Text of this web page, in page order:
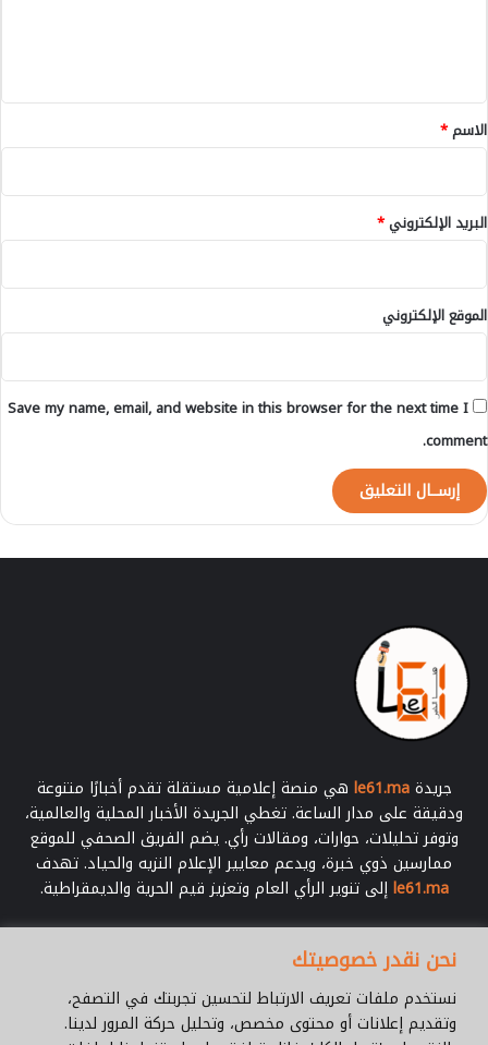
نحن نقدر خصوصيتك
نستخدم ملفات تعريف الارتباط لتحسين تجربتك في التصفح،
وتقديم إعلانات أو محتوى مخصص، وتحليل حركة المرور لدينا.
ب
د
ق
ا
خ
ي
ا
*
الاسم*
البريد الإلكتروني*
الموقع الإلكتروني
Save my name, email, and website in this browser for the next time I
comment.
جريدةle61.ma هي منصة إعلامية مستقلة تقدم أخبارًا متنوعة
ودقيقة على مدار الساعة. تغطي الجريدة الأخبار المحلية والعالمية،
وتوفر تحليلات، حوارات، ومقالات رأي. يضم الفريق الصحفي للموقع
ممارسين ذوي خبرة، ويدعم معايير الإعلام النزيه والحياد. تهدف
le61.maإلى تنوير الرأي العام وتعزيز قيم الحرية والديمقراطية.
بريدك
الإلكتروني